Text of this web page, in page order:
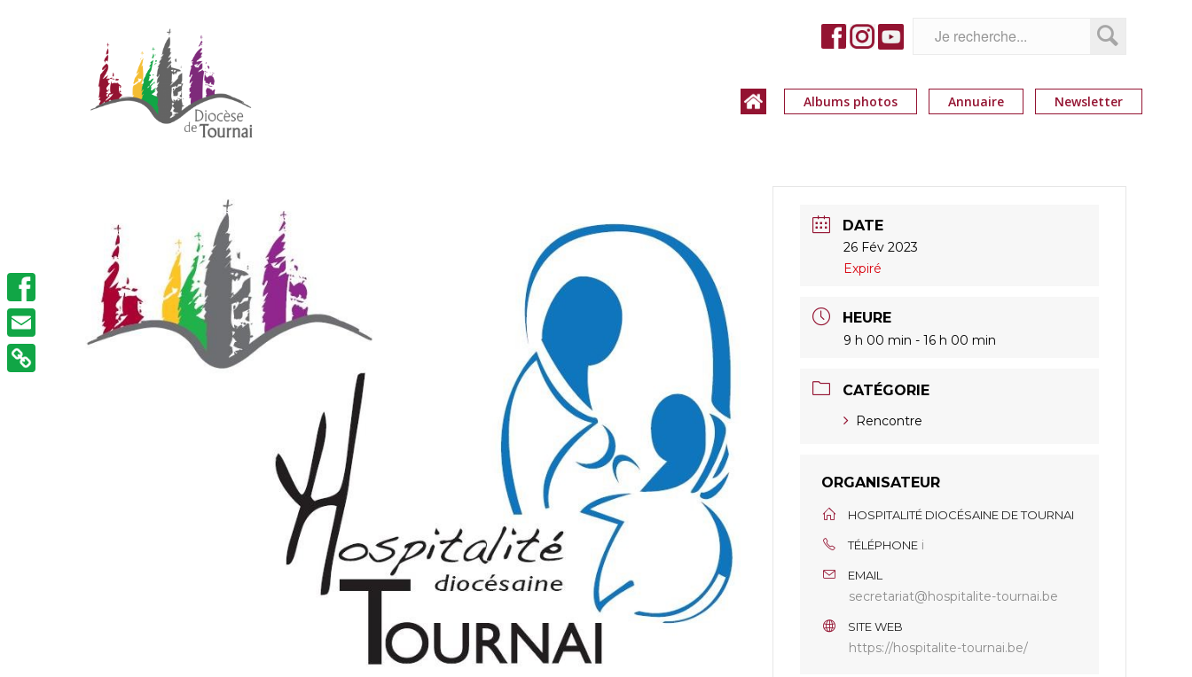
Albums photos Annuaire Newsletter
DATE
26 Fév 2023
Expiré
HEURE
9 h 00 min - 16 h 00 min
CATÉGORIE
Rencontre
ORGANISATEUR
HOSPITALITÉ DIOCÉSAINE DE TOURNAI
TÉLÉPHONE i
EMAIL
secretariat@hospitalite-tournai.be
SITE WEB
https://hospitalite-tournai.be/
Facebook
Email